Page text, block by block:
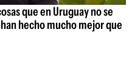
que en Uruguay no se
hecho mucho mejor que